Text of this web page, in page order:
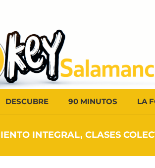
DESCUBRE 90 MINUTOS LA
INTEGRAL, CLASES